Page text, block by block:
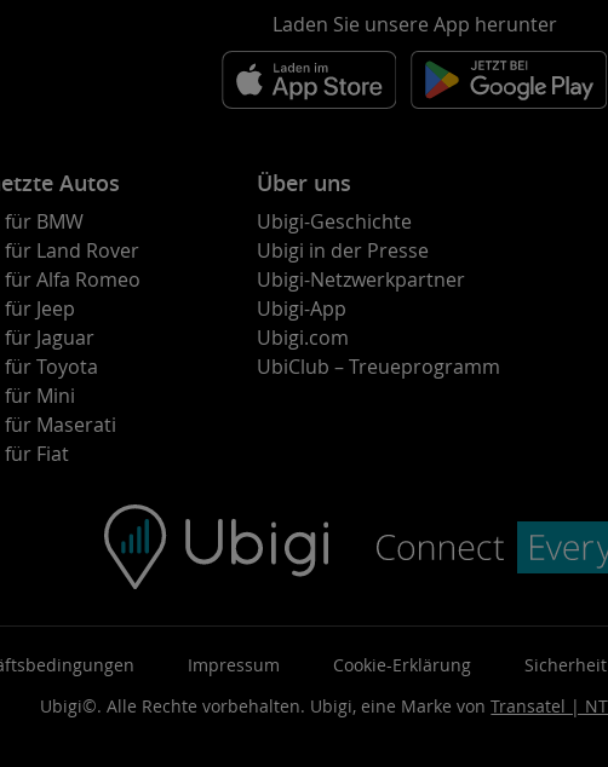
Laden Sie unsere App herunter
Autos
BMW
für Land Rover
Alfa Romeo
Jeep
Jaguar
für Toyota
für Mini
für Maserati
für Fiat
Über uns
Ubigi-Geschichte
Ubigi in der Presse
Ubigi-Netzwerkpartner
Ubigi-App
Ubigi.com
UbiClub – Treueprogramm
Impressum Cookie-Erklärung Sicherheit
Ubigi©. Alle Rechte vorbehalten. Ubigi, eine Marke vonTransatel |